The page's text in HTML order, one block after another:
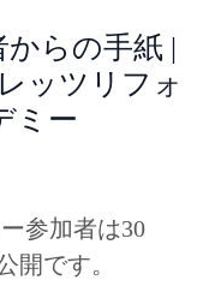
らの手紙 |
ッツリフォ
ミー
参加者は30
開です。